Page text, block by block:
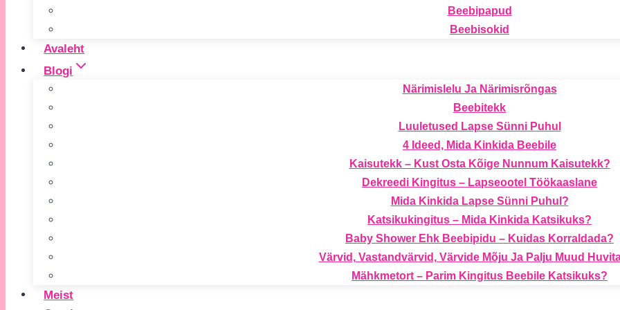
Beebipapud
Beebisokid
Avaleht
Blogi
Närimislelu Ja Närimisrõngas
Beebitekk
Luuletused Lapse Sünni Puhul
4 Ideed, Mida Kinkida Beebile
Kaisutekk – Kust Osta Kõige Nunnum Kaisutekk?
Dekreedi Kingitus – Lapseootel Töökaaslane
Mida Kinkida Lapse Sünni Puhul?
Katsikukingitus – Mida Kinkida Katsikuks?
Baby Shower Ehk Beebipidu – Kuidas Korraldada?
Värvid, Vastandvärvid, Värvide Mõju Ja Palju Muud
Mähkmetort – Parim Kingitus Beebile Katsikuks?
Meist